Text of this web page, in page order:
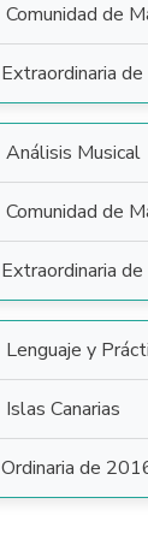
Comunidad de
Extraordinaria
Análisis Musical
Comunidad de
Extraordinaria
Lenguaje y
Islas Canarias
Ordinaria de